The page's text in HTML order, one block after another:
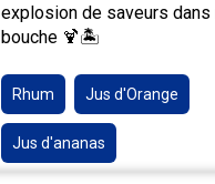
explosion de saveurs dans
bouche 🍹🏝️
Rhum Jus d'Orange
Jus d'ananas